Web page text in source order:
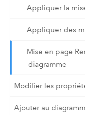
Appliquer la
Appliquer des
Mise en page
diagramme
Modifier les
Ajouter au